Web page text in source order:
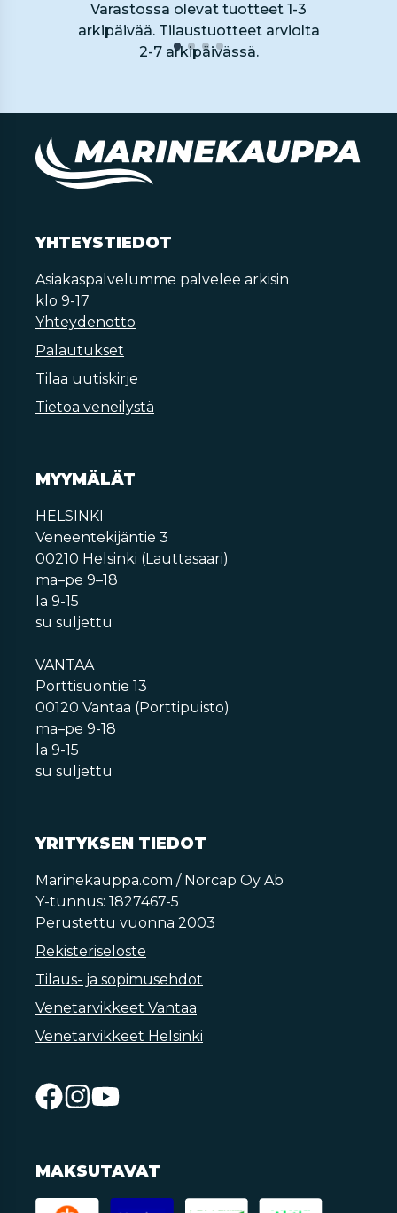
Varastossa olevat tuotteet 1-3
arkipäivää. Tilaustuotteet arviolta
2-7 arkipäivässä.
YHTEYSTIEDOT
Asiakaspalvelumme palvelee arkisin
klo 9-17
Yhteydenotto
Palautukset
Tilaa uutiskirje
Tietoa veneilystä
MYYMÄLÄT
HELSINKI
Veneentekijäntie 3
00210 Helsinki (Lauttasaari)
ma–pe 9–18
la 9-15
su suljettu
VANTAA
Porttisuontie 13
00120 Vantaa (Porttipuisto)
ma–pe 9-18
la 9-15
su suljettu
YRITYKSEN TIEDOT
Marinekauppa.com / Norcap Oy Ab
Y-tunnus: 1827467-5
Perustettu vuonna 2003
Rekisteriseloste
Tilaus- ja sopimusehdot
Venetarvikkeet Vantaa
Venetarvikkeet Helsinki
MAKSUTAVAT